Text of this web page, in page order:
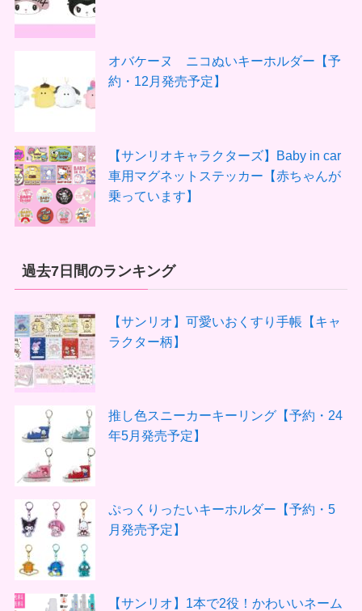
オバケーヌ ニコぬいキーホルダー【予
約・12月発売予定】
【サンリオキャラクターズ】Baby in car
車用マグネットステッカー【赤ちゃんが
乗っています】
過去7日間のランキング
【サンリオ】可愛いおくすり手帳【キャ
ラクター柄】
推し色スニーカーキーリング【予約・24
年5月発売予定】
ぷっくりったいキーホルダー【予約・5
月発売予定】
【サンリオ】1本で2役！かわいいネーム